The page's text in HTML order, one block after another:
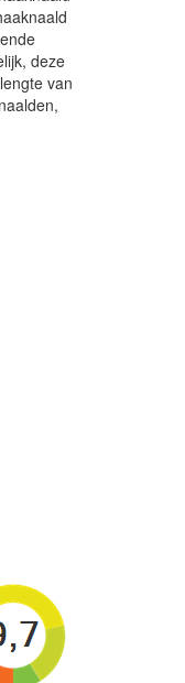
deze
van
en snelgeleverd